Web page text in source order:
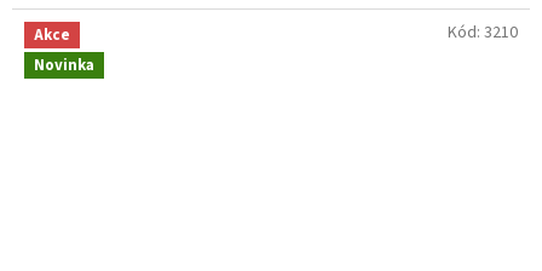
Akce
Novinka
Kód: 3210